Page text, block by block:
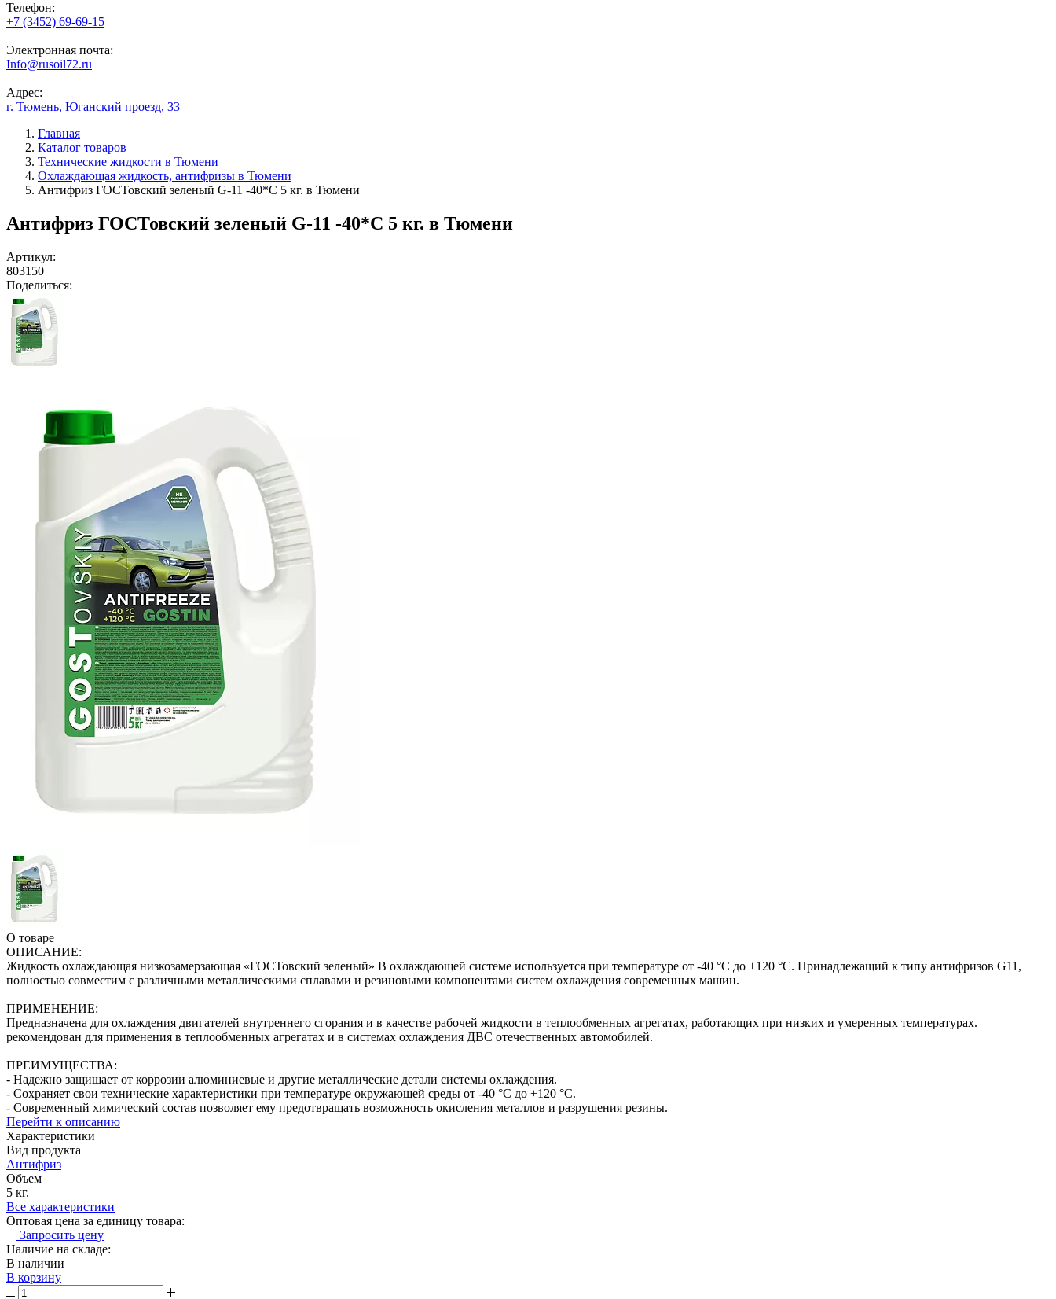
Телефон:
+7 (3452) 69-69-15
Электронная почта:
Info@rusoil72.ru
Адрес:
г. Тюмень, Юганский проезд, 33
Главная
Каталог товаров
Технические жидкости в Тюмени
Охлаждающая жидкость, антифризы в Тюмени
Антифриз ГОСТовский зеленый G-11 -40*C 5 кг. в Тюмени
Антифриз ГОСТовский зеленый G-11 -40*C 5 кг. в Тюмени
Артикул:
803150
Поделиться:
О товаре
ОПИСАНИЕ:
Жидкость охлаждающая низкозамерзающая «ГОСТовский зеленый» В охлаждающей системе используется при температуре от -40 °С до +120 °С. Принадлежащий к типу антифризов G11,
полностью совместим с различными металлическими сплавами и резиновыми компонентами систем охлаждения современных машин.
ПРИМЕНЕНИЕ:
Предназначена для охлаждения двигателей внутреннего сгорания и в качестве рабочей жидкости в теплообменных агрегатах, работающих при низких и умеренных температурах.
рекомендован для применения в теплообменных агрегатах и в системах охлаждения ДВС отечественных автомобилей.
ПРЕИМУЩЕСТВА:
- Надежно защищает от коррозии алюминиевые и другие металлические детали системы охлаждения.
- Сохраняет свои технические характеристики при температуре окружающей среды от -40 °С до +120 °С.
- Современный химический состав позволяет ему предотвращать возможность окисления металлов и разрушения резины.
Перейти к описанию
Характеристики
Вид продукта
Антифриз
Объем
5 кг.
Все характеристики
Оптовая цена за единицу товара:
Запросить цену
Наличие на складе:
В наличии
В корзину